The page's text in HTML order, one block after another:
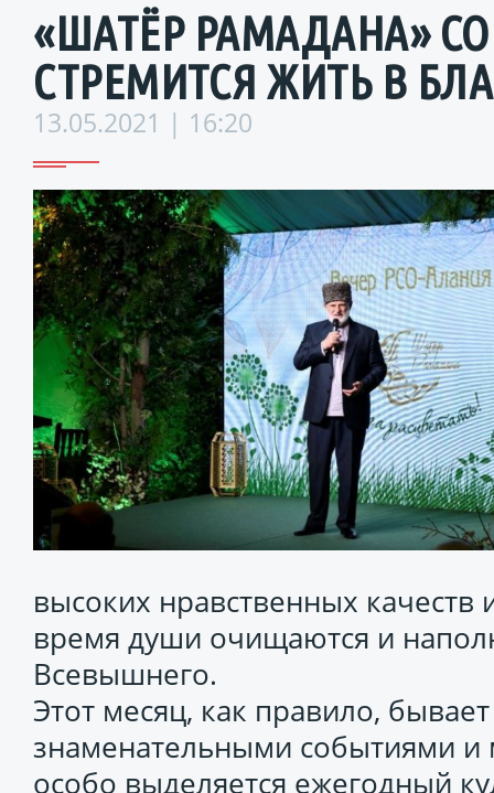
«ШАТЁР РАМАДАНА»
СТРЕМИТСЯ ЖИТЬ В
13.05.2021 | 16:20
высоких нравственных
время души очищаются и
Всевышнего.
Этот месяц, как правило,
знаменательными событиями
особо выделяется ежегодный